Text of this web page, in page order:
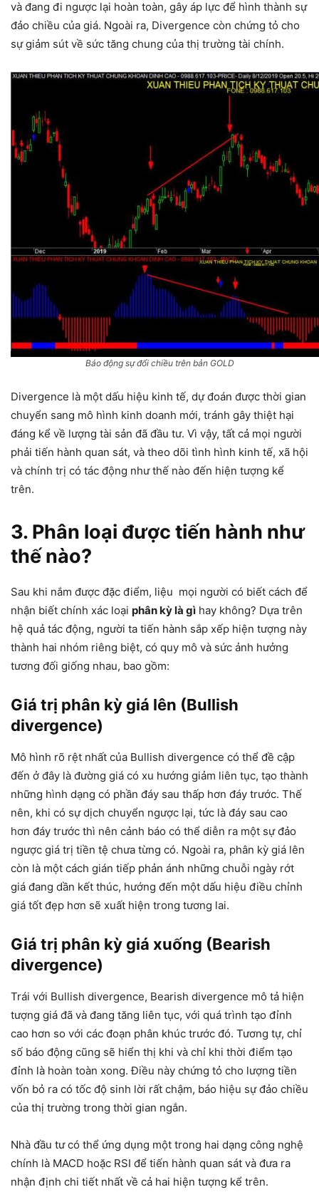
và đang đi ngược lại hoàn toàn, gây áp lực để hình thành sự
đảo chiều của giá. Ngoài ra, Divergence còn chứng tỏ cho
sự giảm sút về sức tăng chung của thị trường tài chính.
Báo động sự đổi chiều trên bản GOLD
Divergence là một dấu hiệu kinh tế, dự đoán được thời gian
chuyển sang mô hình kinh doanh mới, tránh gây thiệt hại
đáng kể về lượng tài sản đã đầu tư. Vì vậy, tất cả mọi người
phải tiến hành quan sát, và theo dõi tình hình kinh tế, xã hội
và chính trị có tác động như thế nào đến hiện tượng kể
trên.
3. Phân loại được tiến hành như
thế nào?
Sau khi nắm được đặc điểm, liệu mọi người có biết cách để
nhận biết chính xác loại phân kỳ là gì hay không? Dựa trên
hệ quả tác động, người ta tiến hành sắp xếp hiện tượng này
thành hai nhóm riêng biệt, có quy mô và sức ảnh hưởng
tương đối giống nhau, bao gồm:
Giá trị phân kỳ giá lên (Bullish
divergence)
Mô hình rõ rệt nhất của Bullish divergence có thể đề cập
đến ở đây là đường giá có xu hướng giảm liên tục, tạo thành
những hình dạng có phần đáy sau thấp hơn đáy trước. Thế
nên, khi có sự dịch chuyển ngược lại, tức là đáy sau cao
hơn đáy trước thì nên cảnh báo có thể diễn ra một sự đảo
ngược giá trị tiền tệ chưa từng có. Ngoài ra, phân kỳ giá lên
còn là một cách gián tiếp phản ánh những chuỗi ngày rớt
giá đang dần kết thúc, hướng đến một dấu hiệu điều chỉnh
giá tốt đẹp hơn sẽ xuất hiện trong tương lai.
Giá trị phân kỳ giá xuống (Bearish
divergence)
Trái với Bullish divergence, Bearish divergence mô tả hiện
tượng giá đã và đang tăng liên tục, với quá trình tạo đỉnh
cao hơn so với các đoạn phân khúc trước đó. Tương tự, chỉ
số báo động cũng sẽ hiển thị khi và chỉ khi thời điểm tạo
đỉnh là hoàn toàn xong. Điều này chứng tỏ cho lượng tiền
vốn bỏ ra có tốc độ sinh lời rất chậm, báo hiệu sự đảo chiều
của thị trường trong thời gian ngắn.
Nhà đầu tư có thể ứng dụng một trong hai dạng công nghệ
chính là MACD hoặc RSI để tiến hành quan sát và đưa ra
nhận định chi tiết nhất về cả hai hiện tượng kể trên.